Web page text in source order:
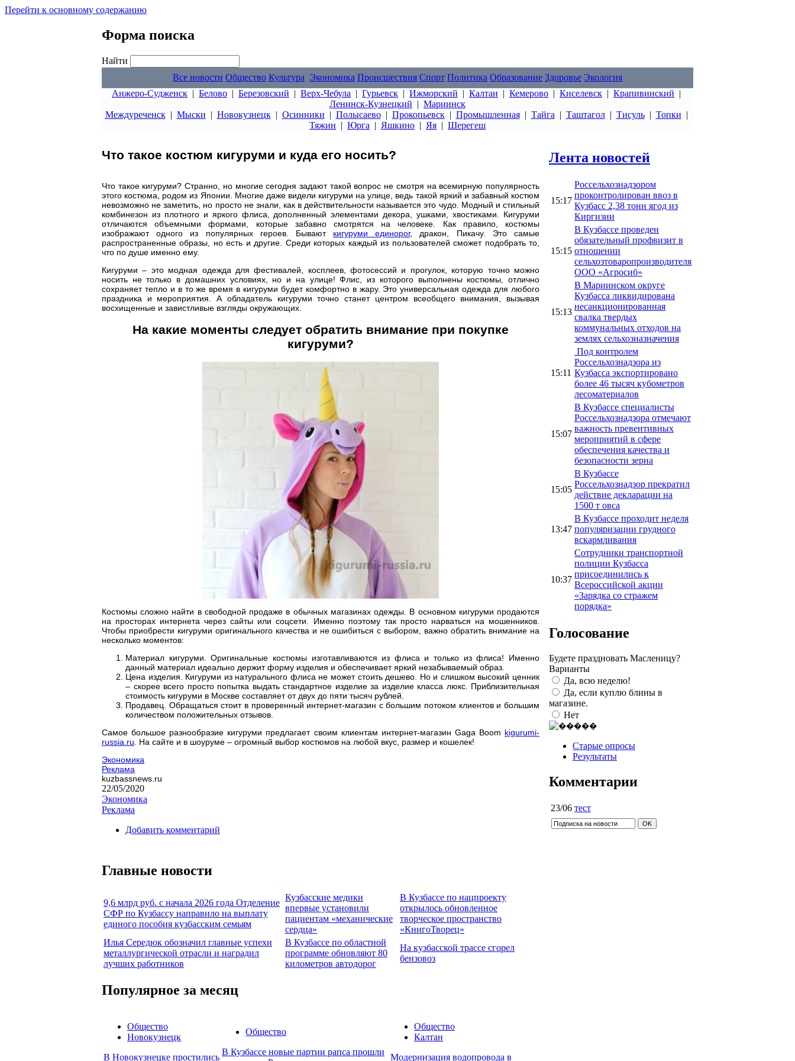
Перейти к основному содержанию
Форма поиска
Найти
Все новости Общество Культура Экономика Происшествия Спорт Политика Образование Здоровье Экология
Анжеро-Судженск | Белово | Березовский | Верх-Чебула | Гурьевск | Ижморский | Калтан | Кемерово | Киселевск | Крапивинский |
Ленинск-Кузнецкий | Мариинск
Междуреченск| Мыски | Новокузнецк| Осинники | Полысаево| Прокопьевск| Промышленная| Тайга | Таштагол| Тисуль| Топки |
Тяжин | Юрга | Яшкино | Яя | Шерегеш
Что такое костюм кигуруми и куда его носить?
Что такое кигуруми? Странно, но многие сегодня задают такой вопрос не смотря на всемирную популярность
этого костюма, родом из Японии. Многие даже видели кигуруми на улице, ведь такой яркий и забавный костюм
невозможно не заметить, но просто не знали, как в действительности называется это чудо. Модный и стильный
комбинезон из плотного и яркого флиса, дополненный элементами декора, ушками, хвостиками. Кигуруми
отличаются объемными формами, которые забавно смотрятся на человеке. Как правило, костюмы
изображают одного из популярных героев. Бывают кигуруми единорог, дракон, Пикачу. Это самые
распространенные образы, но есть и другие. Среди которых каждый из пользователей сможет подобрать то,
что по душе именно ему.
Кигуруми – это модная одежда для фестивалей, косплеев, фотосессий и прогулок, которую точно можно
носить не только в домашних условиях, но и на улице! Флис, из которого выполнены костюмы, отлично
сохраняет тепло и в то же время в кигуруми будет комфортно в жару. Это универсальная одежда для любого
праздника и мероприятия. А обладатель кигуруми точно станет центром всеобщего внимания, вызывая
восхищенные и завистливые взгляды окружающих.
На какие моменты следует обратить внимание при покупке
кигуруми?
Костюмы сложно найти в свободной продаже в обычных магазинах одежды. В основном кигуруми продаются
на просторах интернета через сайты или соцсети. Именно поэтому так просто нарваться на мошенников.
Чтобы приобрести кигуруми оригинального качества и не ошибиться с выбором, важно обратить внимание на
несколько моментов:
Материал кигуруми. Оригинальные костюмы изготавливаются из флиса и только из флиса! Именно
данный материал идеально держит форму изделия и обеспечивает яркий незабываемый образ.
Цена изделия. Кигуруми из натурального флиса не может стоить дешево. Но и слишком высокий ценник
– скорее всего просто попытка выдать стандартное изделие за изделие класса люкс. Приблизительная
стоимость кигуруми в Москве составляет от двух до пяти тысяч рублей.
Продавец. Обращаться стоит в проверенный интернет-магазин с большим потоком клиентов и большим
количеством положительных отзывов.
Самое большое разнообразие кигуруми предлагает своим клиентам интернет-магазин Gaga Boom kigurumi-
russia.ru . На сайте и в шоуруме – огромный выбор костюмов на любой вкус, размер и кошелек!
Экономика
Реклама
kuzbassnews.ru
22/05/2020
Экономика
Реклама
Добавить комментарий
Главные новости
9,6 млрд руб. с начала 2026 года Отделение
СФР по Кузбассу направило на выплату
единого пособия кузбасским семьям
Кузбасские медики
впервые установили
пациентам «механические
сердца»
В Кузбассе по нацпроекту
открылось обновленное
творческое пространство
«КнигоТворец»
Илья Середюк обозначил главные успехи
металлургической отрасли и наградил
лучших работников
В Кузбассе по областной
программе обновляют 80
километров автодорог
На кузбасской трассе сгорел
бензовоз
Популярное за месяц
Общество
Новокузнецк
В Новокузнецке простились
Общество
В Кузбассе новые партии рапса прошли
Общество
Калтан
Модернизация водопровода в
Лента новостей
15:17
Россельхознадзором
проконтролирован ввоз в
Кузбасс 2,38 тонн ягод из
Киргизии
15:15
В Кузбассе проведен
обязательный профвизит в
отношении
сельхозтоваропроизводителя
ООО «Агросиб»
15:13
В Мариинском округе
Кузбасса ликвидирована
несанкционированная
свалка твердых
коммунальных отходов на
землях сельхозназначения
15:11
Под контролем
Россельхознадзора из
Кузбасса экспортировано
более 46 тысяч кубометров
лесоматериалов
15:07
В Кузбассе специалисты
Россельхознадзора отмечают
важность превентивных
мероприятий в сфере
обеспечения качества и
безопасности зерна
15:05
В Кузбассе
Россельхознадзор прекратил
действие декларации на
1500 т овса
13:47
В Кузбассе проходит неделя
популяризации грудного
вскармливания
10:37
Сотрудники транспортной
полиции Кузбасса
присоединились к
Всероссийской акции
«Зарядка со стражем
порядка»
Голосование
Будете праздновать Масленицу?
Варианты
Да, всю неделю!
Да, если куплю блины в
магазине.
Нет
Старые опросы
Результаты
Комментарии
23/06 тест